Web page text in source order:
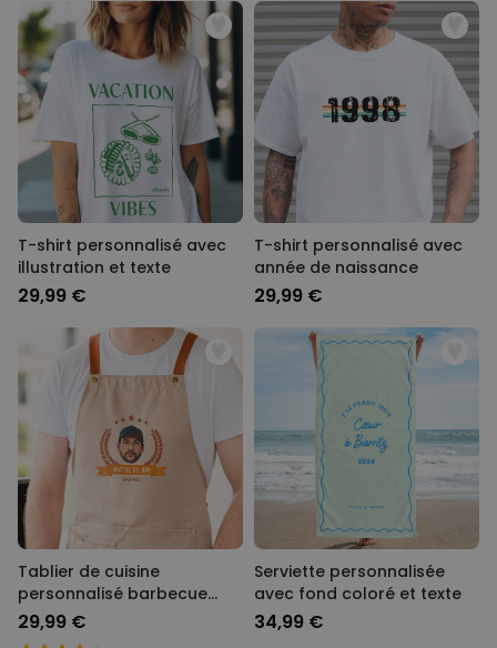
T-shirt personnalisé avec
illustration et texte
29,99 €
T-shirt personnalisé avec
année de naissance
29,99 €
Tablier de cuisine
personnalisé barbecue
avec photo
29,99 €
Serviette personnalisée
avec fond coloré et texte
34,99 €